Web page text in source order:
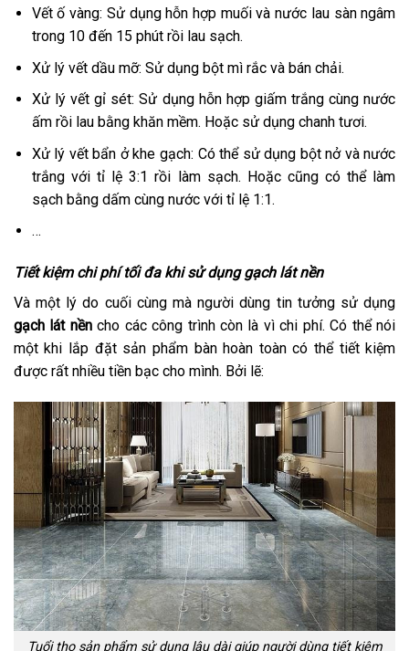
Vết ố vàng: Sử dụng hỗn hợp muối và nước lau sàn ngâm
trong 10 đến 15 phút rồi lau sạch.
Xử lý vết dầu mỡ: Sử dụng bột mì rắc và bán chải.
Xử lý vết gỉ sét: Sử dụng hỗn hợp giấm trắng cùng nước
ấm rồi lau bằng khăn mềm. Hoặc sử dụng chanh tươi.
Xử lý vết bẩn ở khe gạch: Có thể sử dụng bột nở và nước
trắng với tỉ lệ 3:1 rồi làm sạch. Hoặc cũng có thể làm
sạch bằng dấm cùng nước với tỉ lệ 1:1.
…
Tiết kiệm chi phí tối đa khi sử dụng gạch lát nền
Và một lý do cuối cùng mà người dùng tin tưởng sử dụng
gạch lát nềncho các công trình còn là vì chi phí. Có thể nói
một khi lắp đặt sản phẩm bàn hoàn toàn có thể tiết kiệm
được rất nhiều tiền bạc cho mình. Bởi lẽ:
Tuổi thọ sản phẩm sử dụng lâu dài giúp người dùng tiết kiệm